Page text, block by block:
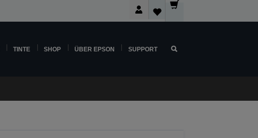
TINTE SHOP ÜBER EPSON SUPPORT